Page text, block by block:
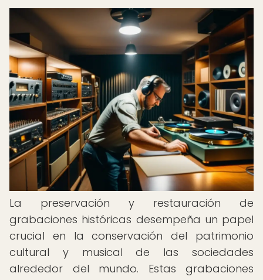
La preservación y restauración de
grabaciones históricas desempeña un papel
crucial en la conservación del patrimonio
cultural y musical de las sociedades
alrededor del mundo. Estas grabaciones